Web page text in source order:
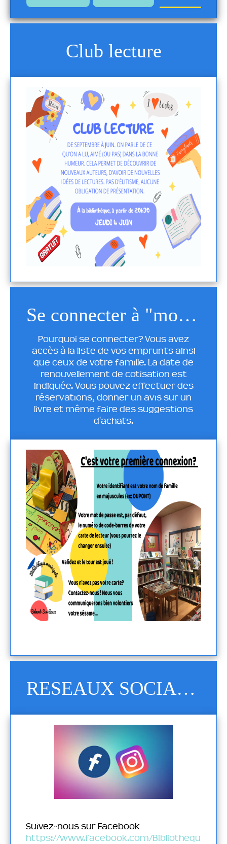
Club lecture
Se connecter à "mon compte"
Pourquoi se connecter? Vous avez
accès à la liste de vos emprunts ainsi
que ceux de votre famille. La date de
renouvellement de cotisation est
indiquée. Vous pouvez effectuer des
réservations, donner un avis sur un
livre et même faire des suggestions
d'achats.
RESEAUX SOCIAUX
Suivez-nous sur Facebook
https://www.facebook.com/